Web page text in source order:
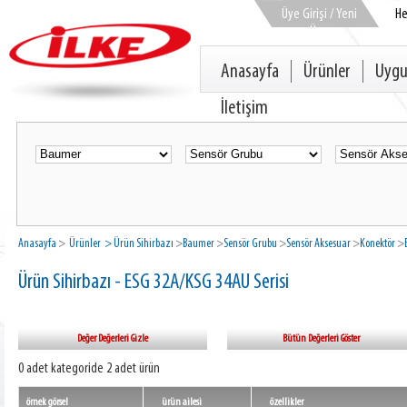
Üye Girişi / Yeni
Üye
Anasayfa Ürünler
İletişim
Anasayfa > Ürünler > Ürün Sihirbazı >Baumer >Sensör Grubu >Sensör Aksesuar >Konektör >
Ürün Sihirbazı - ESG 32A/KSG 34AU Serisi
Değer Değerleri Gizle Bütün Değerleri Göster
0 adet kategoride 2 adet ürün
örnek görsel ürün ailesi özellikler